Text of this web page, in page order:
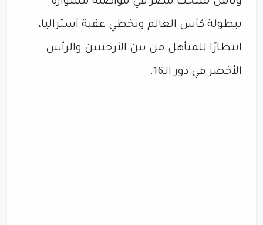
ببطولة كأس العالم وتخطي عقبة أستراليا،
انتظارًا للمتأهل من بين الأرجنتين والرأس
الأخضر في دور الـ16.